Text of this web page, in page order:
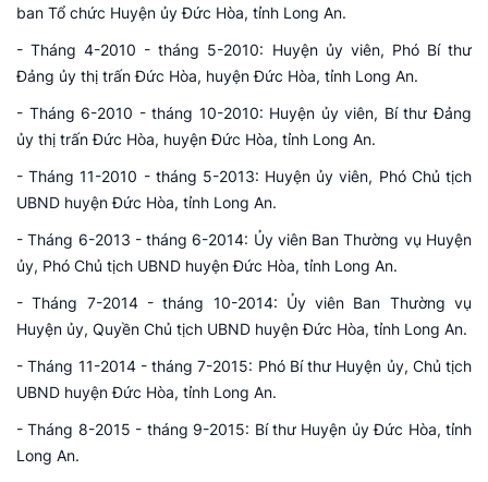
ban Tổ chức Huyện ủy Đức Hòa, tỉnh Long An.
- Tháng 4-2010 - tháng 5-2010: Huyện ủy viên, Phó Bí thư
Đảng ủy thị trấn Đức Hòa, huyện Đức Hòa, tỉnh Long An.
- Tháng 6-2010 - tháng 10-2010: Huyện ủy viên, Bí thư Đảng
ủy thị trấn Đức Hòa, huyện Đức Hòa, tỉnh Long An.
- Tháng 11-2010 - tháng 5-2013: Huyện ủy viên, Phó Chủ tịch
UBND huyện Đức Hòa, tỉnh Long An.
- Tháng 6-2013 - tháng 6-2014: Ủy viên Ban Thường vụ Huyện
ủy, Phó Chủ tịch UBND huyện Đức Hòa, tỉnh Long An.
- Tháng 7-2014 - tháng 10-2014: Ủy viên Ban Thường vụ
Huyện ủy, Quyền Chủ tịch UBND huyện Đức Hòa, tỉnh Long An.
- Tháng 11-2014 - tháng 7-2015: Phó Bí thư Huyện ủy, Chủ tịch
UBND huyện Đức Hòa, tỉnh Long An.
- Tháng 8-2015 - tháng 9-2015: Bí thư Huyện ủy Đức Hòa, tỉnh
Long An.